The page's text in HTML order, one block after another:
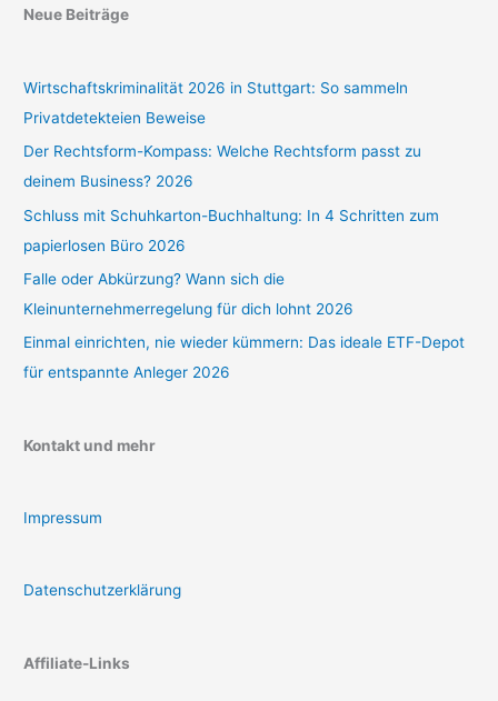
Neue Beiträge
Wirtschaftskriminalität 2026 in Stuttgart: So sammeln
Privatdetekteien Beweise
Der Rechtsform-Kompass: Welche Rechtsform passt zu
deinem Business? 2026
Schluss mit Schuhkarton-Buchhaltung: In 4 Schritten zum
papierlosen Büro 2026
Falle oder Abkürzung? Wann sich die
Kleinunternehmerregelung für dich lohnt 2026
Einmal einrichten, nie wieder kümmern: Das ideale ETF-Depot
für entspannte Anleger 2026
Kontakt und mehr
Impressum
Datenschutzerklärung
Affiliate-Links